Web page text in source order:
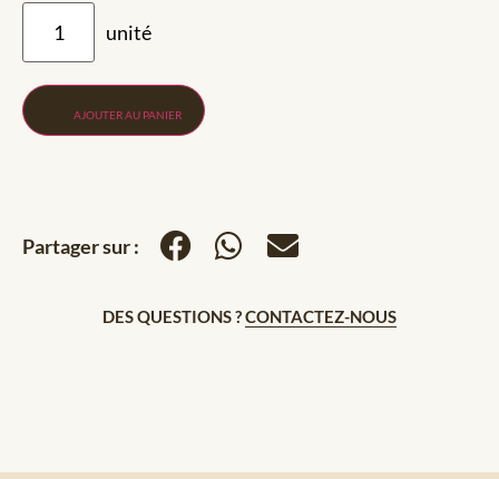
DES QUESTIONS ?CONTACTEZ-NOUS
AJOUTER AU PANIER
Partager sur :